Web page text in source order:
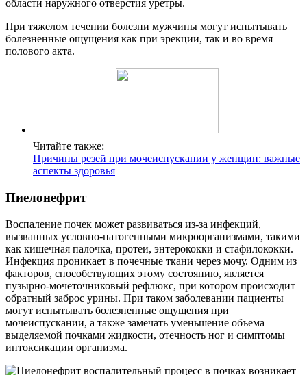
области наружного отверстия уретры.
При тяжелом течении болезни мужчины могут испытывать
болезненные ощущения как при эрекции, так и во время
полового акта.
Читайте также:
Причины резей при мочеиспускании у женщин: важные
аспекты здоровья
Пиелонефрит
Воспаление почек может развиваться из-за инфекций,
вызванных условно-патогенными микроорганизмами, такими
как кишечная палочка, протеи, энтерококки и стафилококки.
Инфекция проникает в почечные ткани через мочу. Одним из
факторов, способствующих этому состоянию, является
пузырно-мочеточниковый рефлюкс, при котором происходит
обратный заброс урины. При таком заболевании пациенты
могут испытывать болезненные ощущения при
мочеиспускании, а также замечать уменьшение объема
выделяемой почками жидкости, отечность ног и симптомы
интоксикации организма.